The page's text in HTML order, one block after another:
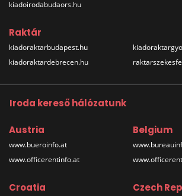
kiadoirodabudaors.hu
Raktár
kiadoraktarbudapest.hu
kiadoraktardebrecen.hu
Iroda kereső hálózatunk
Austria
www.bueroinfo.at
www.officerentinfo.at
Belgium
Croatia Czech